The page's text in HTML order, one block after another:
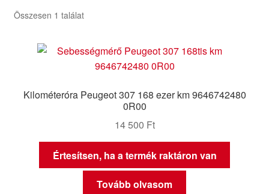
Összesen 1 találat
Kilométeróra Peugeot 307 168 ezer km 9646742480
0R00
14 500 Ft
Értesítsen, ha a termék raktáron van
Tovább olvasom